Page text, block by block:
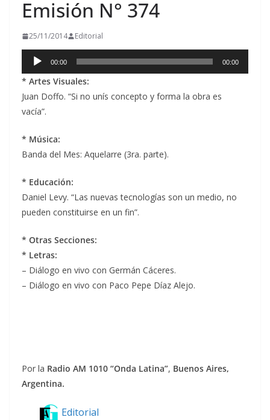
Emisión N° 374
25/11/2014 Editorial
Reproductor
de
audio
00:00 00:00
* Artes Visuales:
Juan Doffo. “Si no unís concepto y forma la obra es
vacía”.
* Música:
Banda del Mes: Aquelarre (3ra. parte).
* Educación:
Daniel Levy. “Las nuevas tecnologías son un medio, no
pueden constituirse en un fin”.
* Otras Secciones:
* Letras:
– Diálogo en vivo con Germán Cáceres.
– Diálogo en vivo con Paco Pepe Díaz Alejo.
Por la Radio AM 1010 “Onda Latina”, Buenos Aires,
Argentina.
Editorial